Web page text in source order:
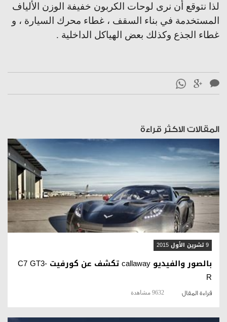
لذا نتوقع أن نرى لوحات الكربون خفيفة الوزن الألياف
المستخدمة في بناء السقف ، غطاء محرك السيارة ، و
غطاء الجذع وكذلك بعض الهياكل الداخلية .
المقالات الاكثر قراءة
قراءة المقال
9 تشرين الأول 2015
بالصور والفيديو callaway تكشف عن كورفيت C7 GT3-
R
قراءة المقال 9632 مشاهدة